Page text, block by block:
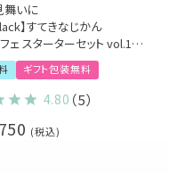
舞いに
】すてきなじかん
ェ スターターセット vol.1
磁器ドリッパー 6種
用ホルダー 3種
出器具5点セット（手挽きミル / サ
ィルター）
/ コーヒー豆 50g付き
ギフト包装無料
4.80 （5）
税込